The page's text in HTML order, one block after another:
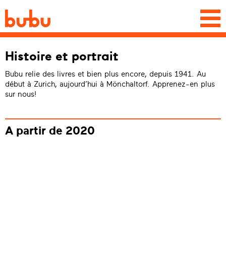
Histoire et portrait
Bubu relie des livres et bien plus encore, depuis 1941. Au
début à Zurich, aujourd’hui à Mönchaltorf. Apprenez-en plus
sur nous!
A partir de 2020